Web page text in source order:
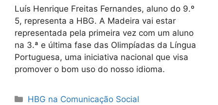
Luís Henrique Freitas Fernandes, aluno do 9.º
5, representa a HBG. A Madeira vai estar
representada pela primeira vez com um aluno
na 3.ª e última fase das Olimpíadas da Língua
Portuguesa, uma iniciativa nacional que visa
promover o bom uso do nosso idioma.
Categorias
HBG na Comunicação Social